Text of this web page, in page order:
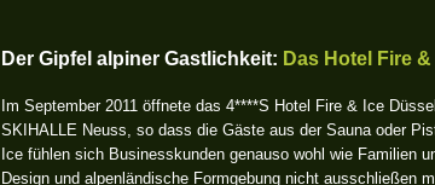
Der Gipfel alpiner Gastlichkeit: Das Hotel Fire &
Im September 2011 öffnete das 4****S Hotel Fire & Ice
SKIHALLE Neuss, so dass die Gäste aus der Sauna oder
Ice fühlen sich Businesskunden genauso wohl wie Familien
Design und alpenländische Formgebung nicht ausschließen